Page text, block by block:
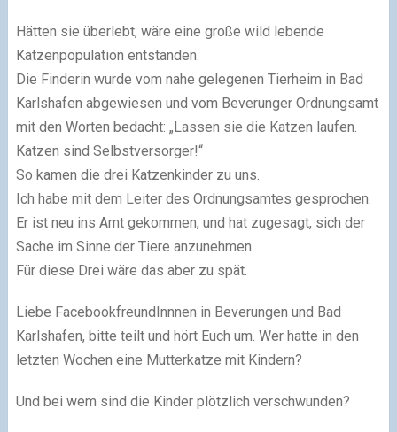
Hätten sie überlebt, wäre eine große wild lebende
Katzenpopulation entstanden.
Die Finderin wurde vom nahe gelegenen Tierheim in Bad
Karlshafen abgewiesen und vom Beverunger Ordnungsamt
mit den Worten bedacht: „Lassen sie die Katzen laufen.
Katzen sind Selbstversorger!“
So kamen die drei Katzenkinder zu uns.
Ich habe mit dem Leiter des Ordnungsamtes gesprochen.
Er ist neu ins Amt gekommen, und hat zugesagt, sich der
Sache im Sinne der Tiere anzunehmen.
Für diese Drei wäre das aber zu spät.
Liebe FacebookfreundInnnen in Beverungen und Bad
Karlshafen, bitte teilt und hört Euch um. Wer hatte in den
letzten Wochen eine Mutterkatze mit Kindern?
Und bei wem sind die Kinder plötzlich verschwunden?